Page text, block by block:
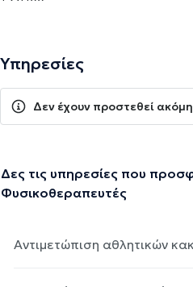
Υπηρεσίες
Δεν έχουν προστεθεί
Δες τις υπηρεσίες που
Φυσικοθεραπευτές
Αντιμετώπιση αθλητικών